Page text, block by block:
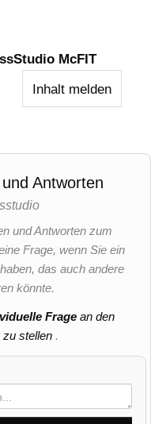
McFIT
Inhalt melden
Antworten
und Antworten zum
Frage, wenn Sie ein
das auch andere
könnte.
Frage an den
zu stellen .